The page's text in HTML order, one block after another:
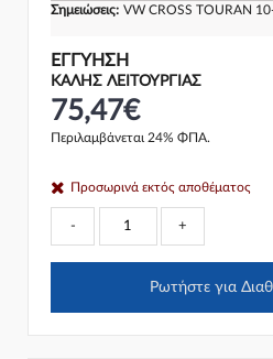
Σημειώσεις: VW CROSS TOURAN
ΕΓΓΎΗΣΗ
ΚΑΛΗΣ ΛΕΙΤΟΥΡΓΙΑΣ
75,47€
Περιλαμβάνεται 24% ΦΠΑ.
Προσωρινά εκτός αποθέματος
- +
Ρωτήστε για